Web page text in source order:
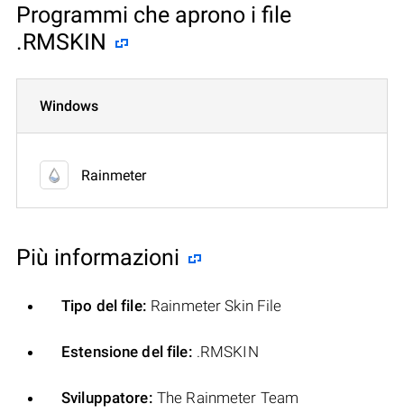
Programmi che aprono i file
.RMSKIN
Windows
Rainmeter
Più informazioni
Tipo del file: Rainmeter Skin File
Estensione del file: .RMSKIN
Sviluppatore: The Rainmeter Team